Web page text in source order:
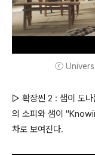
ⓒ
▷ 확장씬 2 : 샘이 도나
의 소피와 샘이
차로 보여진다.